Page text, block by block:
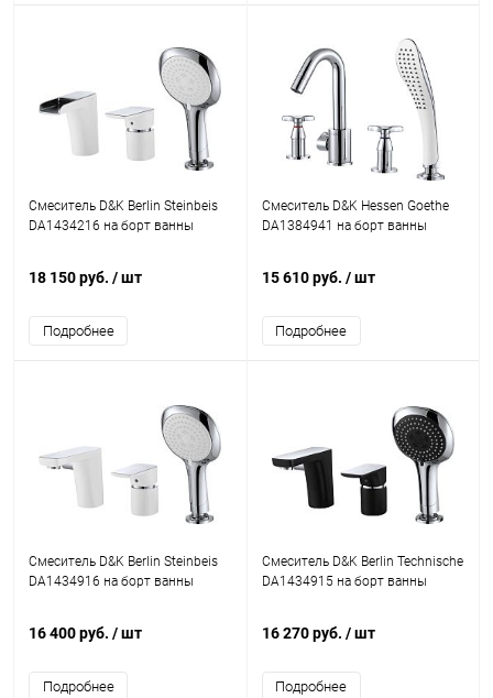
Смеситель D&K Berlin Steinbeis
DA1434216 на борт ванны
18 150 руб. / шт
Подробнее
Смеситель D&K Hessen Goethe
DA1384941 на борт ванны
15 610 руб. / шт
Подробнее
Смеситель D&K Berlin Steinbeis
DA1434916 на борт ванны
16 400 руб. / шт
Подробнее
Смеситель D&K Berlin Technische
DA1434915 на борт ванны
16 270 руб. / шт
Подробнее